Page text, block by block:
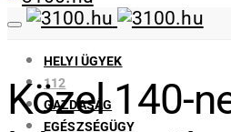
HELYI ÜGYEK
112
GAZDASÁG
EGÉSZSÉGÜGY
Közel 140-